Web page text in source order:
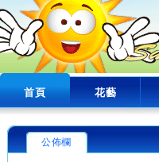
首頁 花藝
公佈欄